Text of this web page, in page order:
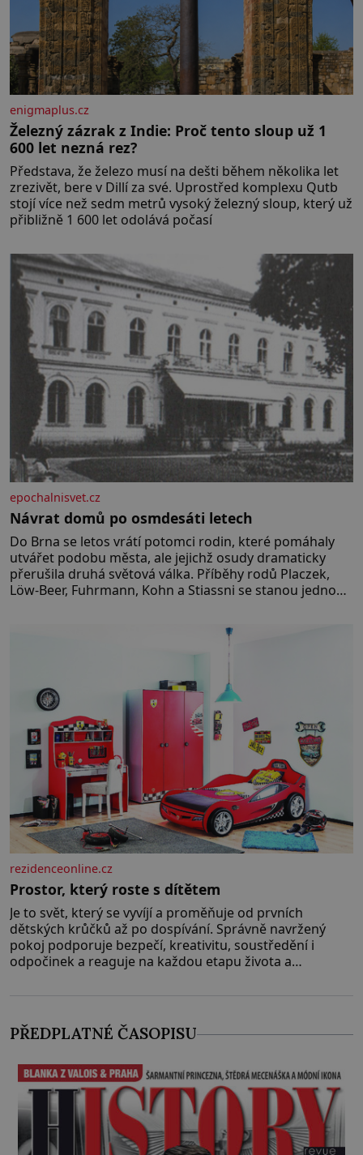
enigmaplus.cz
Železný zázrak z Indie: Proč tento sloup už 1
600 let nezná rez?
Představa, že železo musí na dešti během několika let
zrezivět, bere v Dillí za své. Uprostřed komplexu Qutb
stojí více než sedm metrů vysoký železný sloup, který už
přibližně 1 600 let odolává počasí
epochalnisvet.cz
Návrat domů po osmdesáti letech
Do Brna se letos vrátí potomci rodin, které pomáhaly
utvářet podobu města, ale jejichž osudy dramaticky
přerušila druhá světová válka. Příběhy rodů Placzek,
Löw-Beer, Fuhrmann, Kohn a Stiassni se stanou jednou
jednoduché. Místa, která si člověk pamatuje z
rodinných vyprávění, už dávno
rezidenceonline.cz
Prostor, který roste s dítětem
Je to svět, který se vyvíjí a proměňuje od prvních
dětských krůčků až po dospívání. Správně navržený
pokoj podporuje bezpečí, kreativitu, soustředění i
odpočinek a reaguje na každou etapu života a
Předškolní věk je
PŘEDPLATNÉ ČASOPISU